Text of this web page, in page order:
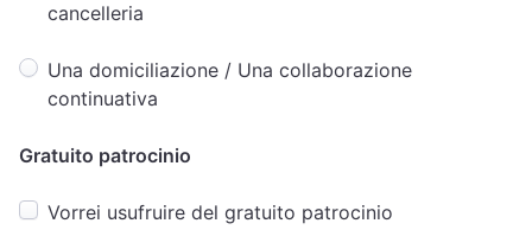
cancelleria
Una domiciliazione / Una collaborazione
continuativa
Gratuito patrocinio
Vorrei usufruire del gratuito patrocinio